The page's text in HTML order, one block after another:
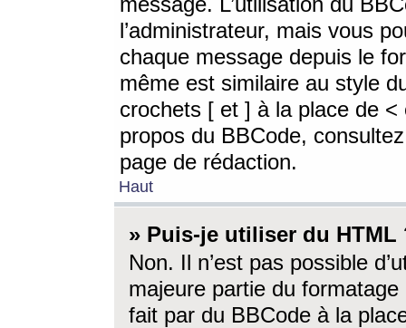
l’administrateur, mais vous
chaque message depuis le
même est similaire au style
crochets [ et ] à la place de <
propos du BBCode,
page de rédaction.
Haut
» Puis-je utiliser du HTML
Non. Il n’est pas possible
majeure partie du
fait par du BBCode à la